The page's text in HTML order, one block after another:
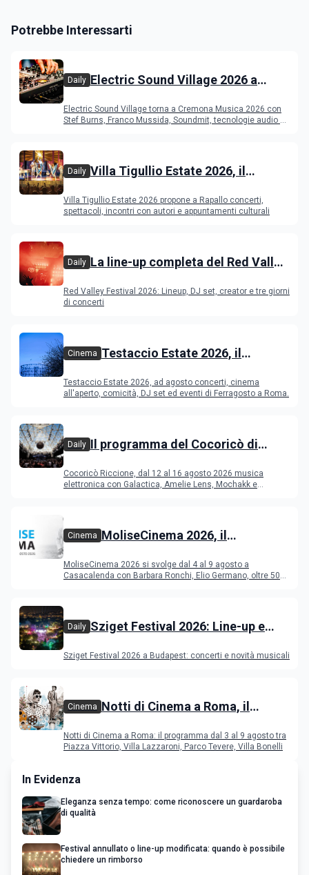
Potrebbe Interessarti
Daily Electric Sound Village 2026 a
Young Band Contest, il programma
Electric Sound Village torna a Cremona Musica 2026 con
Stef Burns, Franco Mussida, Soundmit, tecnologie audio e
Daily Villa Tigullio Estate 2026, il
Villa Tigullio Estate 2026 propone a Rapallo concerti,
spettacoli, incontri con autori e appuntamenti culturali
Daily La line-up completa del Red Valley
Red Valley Festival 2026: Lineup, DJ set, creator e tre giorni
di concerti
Cinema Testaccio Estate 2026, il
Ferragosto
Testaccio Estate 2026, ad agosto concerti, cinema
all'aperto, comicità, DJ set ed eventi di Ferragosto a Roma.
Daily Il programma del Cocoricò di
Cocoricò Riccione, dal 12 al 16 agosto 2026 musica
elettronica con Galactica, Amelie Lens, Mochakk e
Cinema MoliseCinema 2026, il
MoliseCinema 2026 si svolge dal 4 al 9 agosto a
Casacalenda con Barbara Ronchi, Elio Germano, oltre 50
Daily Sziget Festival 2026: Line-up e
Sziget Festival 2026 a Budapest: concerti e novità musicali
Cinema Notti di Cinema a Roma, il
Notti di Cinema a Roma: il programma dal 3 al 9 agosto tra
Piazza Vittorio, Villa Lazzaroni, Parco Tevere, Villa Bonelli
In Evidenza
Eleganza senza tempo: come riconoscere un guardaroba
di qualità
Festival annullato o line-up modificata: quando è possibile
chiedere un rimborso